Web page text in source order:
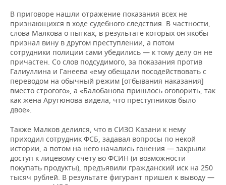
В приговоре нашли отражение показания всех не
признающихся в ходе судебного следствия. В частности,
слова Малкова о пытках, в результате которых он якобы
признал вину в другом преступлении, а потом
сотрудники полиции сами убедились — к тому делу он не
причастен. Со слов подсудимого, за показания против
Галиуллина и Ганеева «ему обещали посодействовать с
переводом на обычный режим [отбывания наказания]
вместо строгого», а «Балобанова пришлось оговорить, так
как жена Арутюнова видела, что преступников было
двое».
Также Малков делился, что в СИЗО Казани к нему
приходил сотрудник ФСБ, задавал вопросы по некой
истории, а потом на него начались гонения — закрыли
доступ к лицевому счету во ФСИН (и возможности
покупать продукты), предъявили гражданский иск на 250
тысяч рублей. В результате фигурант пришел к выводу —